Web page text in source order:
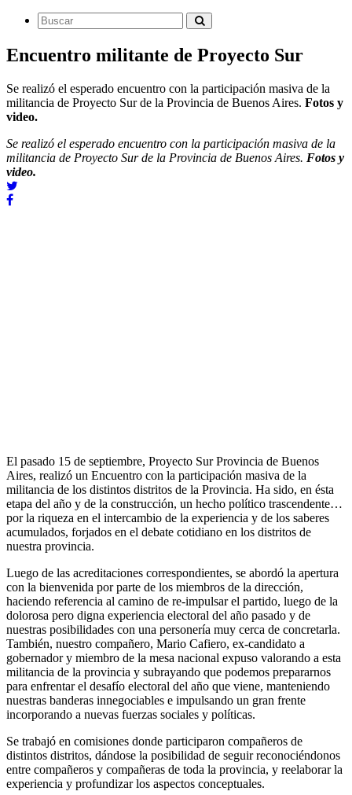
Encuentro militante de Proyecto Sur
Se realizó el esperado encuentro con la participación masiva de la
militancia de Proyecto Sur de la Provincia de Buenos Aires. Fotos y
video.
Se realizó el esperado encuentro con la participación masiva de la
militancia de Proyecto Sur de la Provincia de Buenos Aires. Fotos y
video.
El pasado 15 de septiembre, Proyecto Sur Provincia de Buenos
Aires, realizó un Encuentro con la participación masiva de la
militancia de los distintos distritos de la Provincia. Ha sido, en ésta
etapa del año y de la construcción, un hecho político trascendente…
por la riqueza en el intercambio de la experiencia y de los saberes
acumulados, forjados en el debate cotidiano en los distritos de
nuestra provincia.
Luego de las acreditaciones correspondientes, se abordó la apertura
con la bienvenida por parte de los miembros de la dirección,
haciendo referencia al camino de re-impulsar el partido, luego de la
dolorosa pero digna experiencia electoral del año pasado y de
nuestras posibilidades con una personería muy cerca de concretarla.
También, nuestro compañero, Mario Cafiero, ex-candidato a
gobernador y miembro de la mesa nacional expuso valorando a esta
militancia de la provincia y subrayando que podemos prepararnos
para enfrentar el desafío electoral del año que viene, manteniendo
nuestras banderas innegociables e impulsando un gran frente
incorporando a nuevas fuerzas sociales y políticas.
Se trabajó en comisiones donde participaron compañeros de
distintos distritos, dándose la posibilidad de seguir reconociéndonos
entre compañeros y compañeras de toda la provincia, y reelaborar la
experiencia y profundizar los aspectos conceptuales.